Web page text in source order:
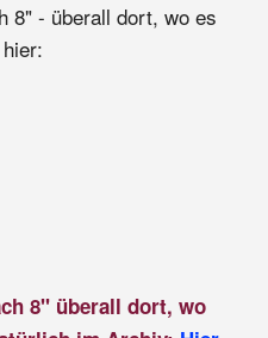
8" - überall dort, wo es
8" überall dort, wo